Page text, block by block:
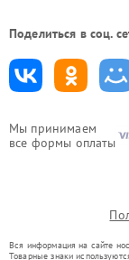
Мы принимаем
все формы оплаты
Поделиться в соц.
Вся информация на сайте
Товарные знаки